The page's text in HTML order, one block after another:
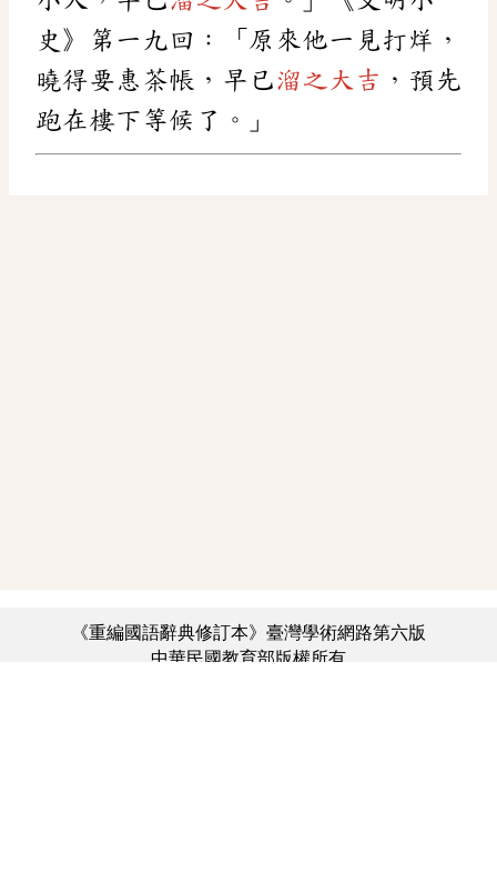
史》第一九回：「原來他一見打烊，
曉得要惠茶帳，早已溜之大吉 ，預先
跑在樓下等候了。」
《重編國語辭典修訂本》臺灣學術網路第六版
中華民國教育部版權所有